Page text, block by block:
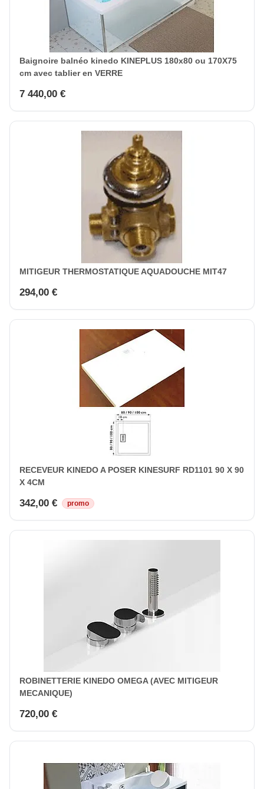
Baignoire balnéo kinedo KINEPLUS 180x80 ou 170X75
cm avec tablier en VERRE
7 440,00 €
MITIGEUR THERMOSTATIQUE AQUADOUCHE MIT47
294,00 €
RECEVEUR KINEDO A POSER KINESURF RD1101 90 X 90
X 4CM
342,00 € promo
ROBINETTERIE KINEDO OMEGA (AVEC MITIGEUR
MECANIQUE)
720,00 €